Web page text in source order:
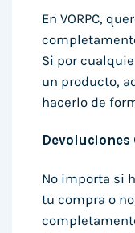
En VORPC,
Si por
un producto,
hacerlo de
No importa si
tu compra o